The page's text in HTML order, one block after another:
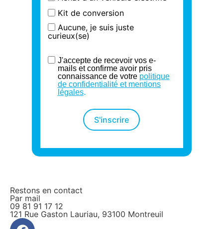
Kit de conversion
Aucune, je suis juste
curieux(se)
J'accepte de recevoir vos e-
mails et confirme avoir pris
connaissance de votre politique
de confidentialité et mentions
légales.
S'inscrire
Restons en contact
Par mail
09 81 91 17 12
121 Rue Gaston Lauriau, 93100 Montreuil